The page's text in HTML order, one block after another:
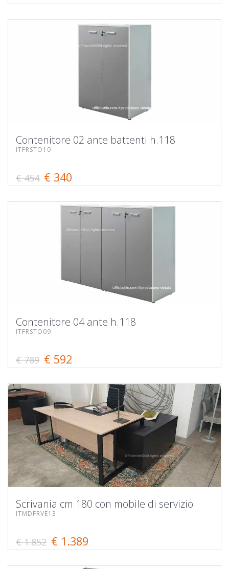
Contenitore 02 ante battenti h.118
ITFRSTO10
€ 454 € 340
Contenitore 04 ante h.118
ITFRSTO09
€ 789 € 592
Scrivania cm 180 con mobile di servizio
ITMDFRVE13
€ 1.852 € 1.389